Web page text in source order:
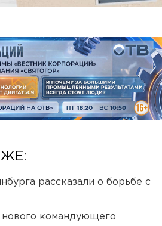
рассказали о борьбе с
нового командующего